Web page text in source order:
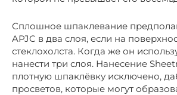
Сплошное шпаклевание
APJC в два слоя, если на
стеклохолста. Когда же он
нанести три слоя. Нанесение
плотную шпаклёвку исключено,
просветов, которые могут